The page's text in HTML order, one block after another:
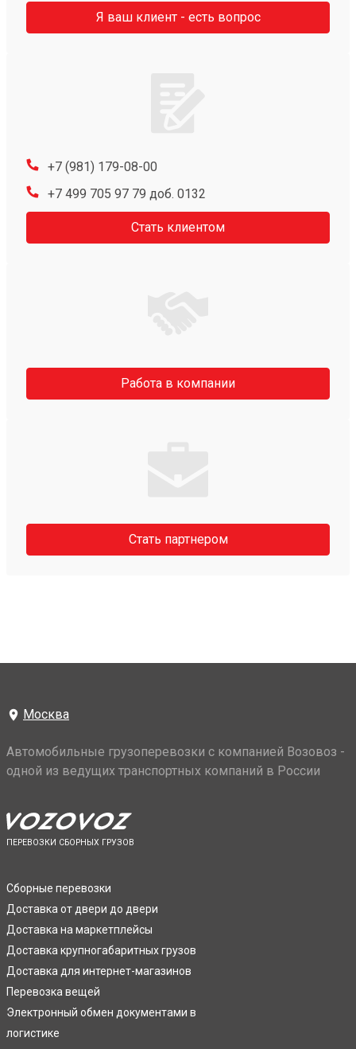
Я ваш клиент - есть вопрос
+7 (981) 179-08-00
+7 499 705 97 79 доб. 0132
Стать клиентом
Работа в компании
Стать партнером
Москва
Автомобильные грузоперевозки с компанией Возовоз -
одной из ведущих транспортных компаний в России
ПЕРЕВОЗКИ СБОРНЫХ ГРУЗОВ
Сборные перевозки
Доставка от двери до двери
Доставка на маркетплейсы
Доставка крупногабаритных грузов
Доставка для интернет-магазинов
Перевозка вещей
Электронный обмен документами в
логистике